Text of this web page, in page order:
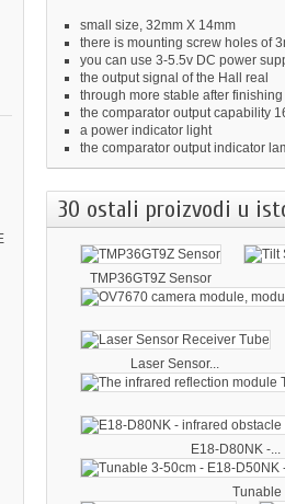
small size, 32mm X 14mm
there is mounting screw holes of
you can use 3-5.5v DC power
the output signal of the Hall real
through more stable after
the comparator output capability
a power indicator light
the comparator output indicator
30 ostali proizvodi u
TMP36GT9Z Sensor
Laser Sensor...
E18-D80NK -...
Tunable